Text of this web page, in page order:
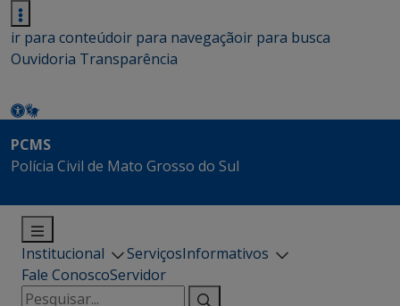
ir para conteúdoir para navegaçãoir para busca
Ouvidoria Transparência
PCMS
Polícia Civil de Mato Grosso do Sul
Institucional ServiçosInformativos
Fale ConoscoServidor
Pesquisar